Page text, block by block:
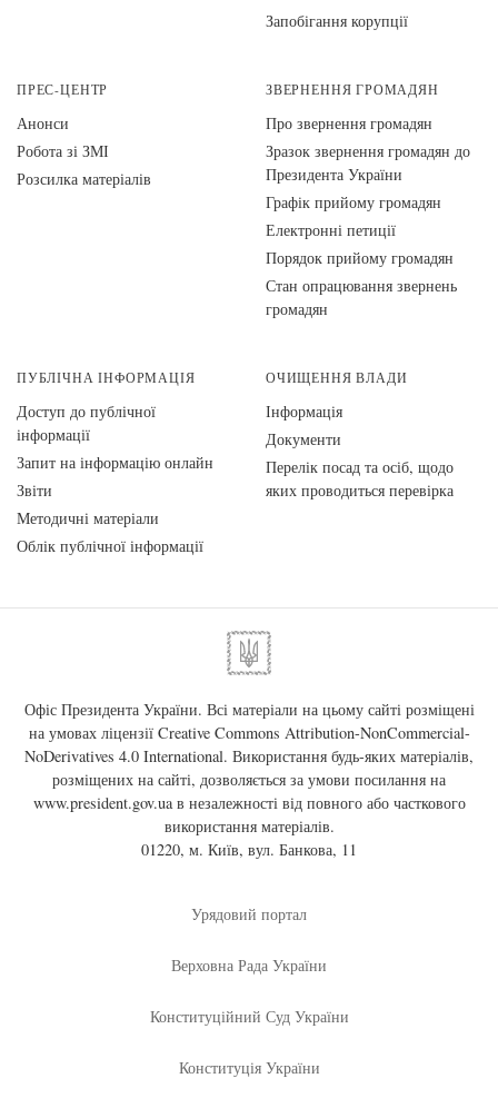
Запобігання корупції
ПРЕС-ЦЕНТР
Анонси
Робота зі ЗМІ
Розсилка матеріалів
ЗВЕРНЕННЯ ГРОМАДЯН
Про звернення громадян
Зразок звернення громадян до
Президента України
Графік прийому громадян
Електронні петиції
Порядок прийому громадян
Стан опрацювання звернень
громадян
ПУБЛІЧНА ІНФОРМАЦІЯ
Доступ до публічної
інформації
Запит на інформацію онлайн
Звіти
Методичні матеріали
Облік публічної інформації
ОЧИЩЕННЯ ВЛАДИ
Інформація
Документи
Перелік посад та осіб, щодо
яких проводиться перевірка
Офіс Президента України. Всі матеріали на цьому сайті розміщені
на умовах ліцензії Creative Commons Attribution-NonCommercial-
NoDerivatives 4.0 International. Використання будь-яких матеріалів,
розміщених на сайті, дозволяється за умови посилання на
www.president.gov.uaв незалежності від повного або часткового
використання матеріалів.
01220, м. Київ, вул. Банкова, 11
Урядовий портал
Верховна Рада України
Конституційний Суд України
Конституція України